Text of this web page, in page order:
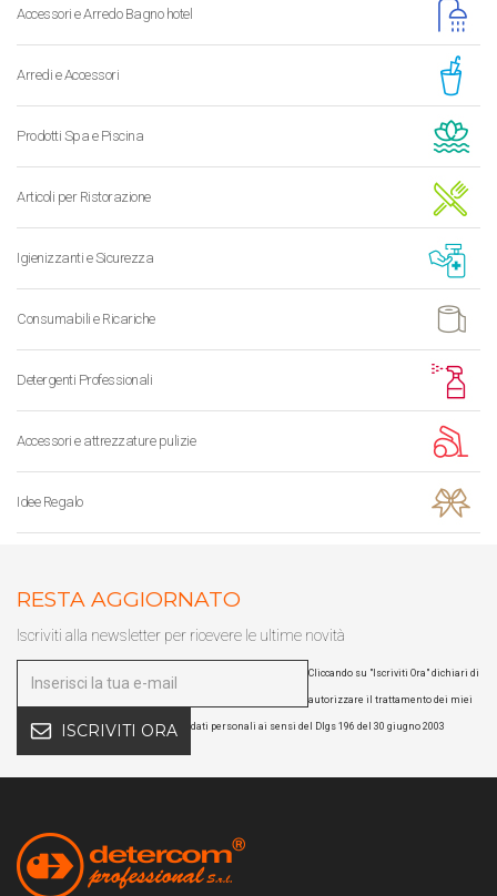
Accessori e Arredo Bagno hotel
Arredi e Accessori
Prodotti Spa e Piscina
Articoli per Ristorazione
Igienizzanti e Sicurezza
Consumabili e Ricariche
Detergenti Professionali
Accessori e attrezzature pulizie
Idee Regalo
RESTA AGGIORNATO
Iscriviti alla newsletter per ricevere le ultime novità
ISCRIVITI ORA
Cliccando su "Iscriviti Ora" dichiari di
autorizzare il trattamento dei miei
dati personali ai sensi del Dlgs 196 del 30 giugno 2003